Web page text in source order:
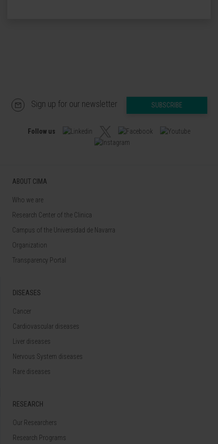
Sign up for our newsletter SUBSCRIBE
Follow us
ABOUT CIMA
Who we are
Research Center of the Clinica
Campus of the Universidad de Navarra
Organization
Transparency Portal
DISEASES
Cancer
Cardiovascular diseases
Liver diseases
Nervous System diseases
Rare diseases
RESEARCH
Our Researchers
Research Programs